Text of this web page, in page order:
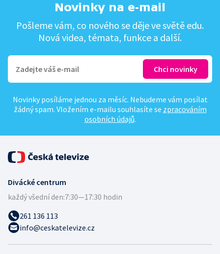
Novinky na e-mail
Pošleme vám, co nového se děje ve světě edu.
Nová videa, témata, funkce a další.
Novinky posíláme jednou za měsíc. Nebudeme vám posílat
žádný spam. Vložením e-mailu souhlasíte se zpracováním
osobních údajů.